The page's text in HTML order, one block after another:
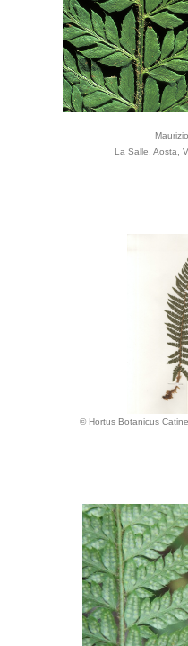
La Salle, Aosta,
© Hortus Botanicus